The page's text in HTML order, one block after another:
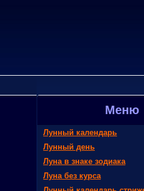
Меню
Лунный календарь
Лунный день
Луна в знаке зодиака
Луна без курса